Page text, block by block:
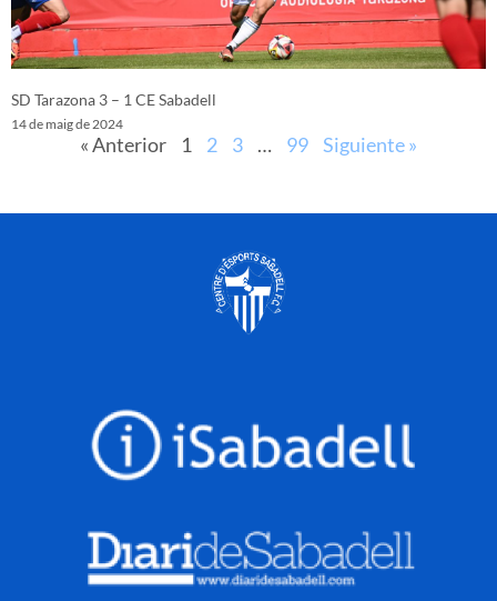
SD Tarazona 3 – 1 CE Sabadell
14 de maig de 2024
« Anterior 1 2 3 … 99 Siguiente »